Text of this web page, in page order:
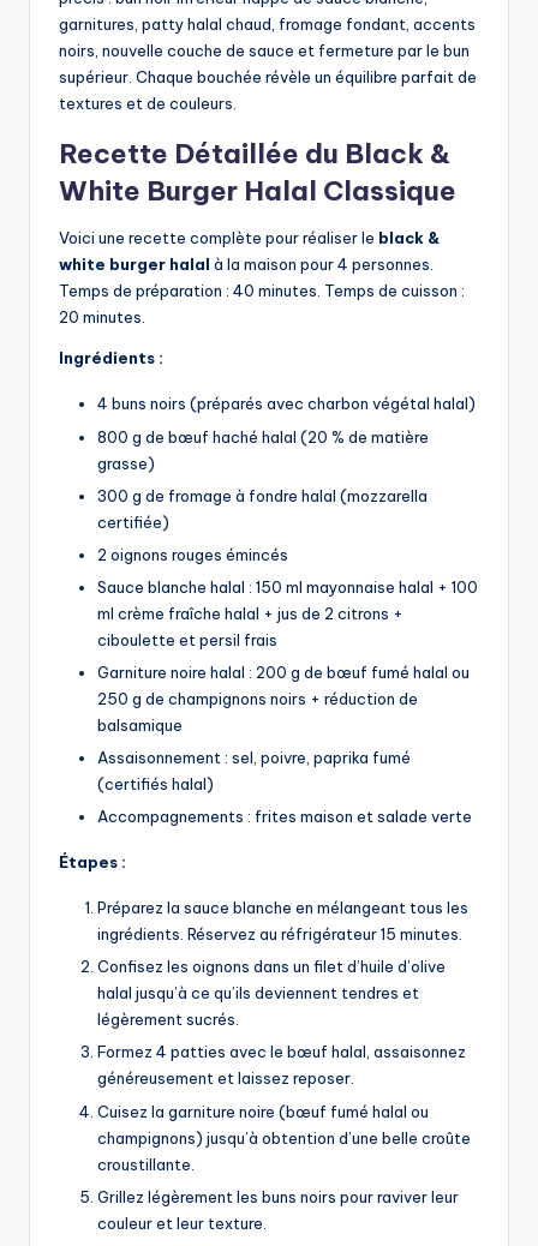
garnitures, patty halal chaud, fromage fondant, accents
noirs, nouvelle couche de sauce et fermeture par le bun
supérieur. Chaque bouchée révèle un équilibre parfait de
textures et de couleurs.
Recette Détaillée du Black &
White Burger Halal Classique
Voici une recette complète pour réaliser le black &
white burger halal à la maison pour 4 personnes.
Temps de préparation : 40 minutes. Temps de cuisson :
20 minutes.
Ingrédients :
4 buns noirs (préparés avec charbon végétal halal)
800 g de bœuf haché halal (20 % de matière
grasse)
300 g de fromage à fondre halal (mozzarella
certifiée)
2 oignons rouges émincés
Sauce blanche halal : 150 ml mayonnaise halal + 100
ml crème fraîche halal + jus de 2 citrons +
ciboulette et persil frais
Garniture noire halal : 200 g de bœuf fumé halal ou
250 g de champignons noirs + réduction de
balsamique
Assaisonnement : sel, poivre, paprika fumé
(certifiés halal)
Accompagnements : frites maison et salade verte
Étapes :
Préparez la sauce blanche en mélangeant tous les
ingrédients. Réservez au réfrigérateur 15 minutes.
Confisez les oignons dans un filet d’huile d’olive
halal jusqu’à ce qu’ils deviennent tendres et
légèrement sucrés.
Formez 4 patties avec le bœuf halal, assaisonnez
généreusement et laissez reposer.
Cuisez la garniture noire (bœuf fumé halal ou
champignons) jusqu’à obtention d’une belle croûte
croustillante.
Grillez légèrement les buns noirs pour raviver leur
couleur et leur texture.